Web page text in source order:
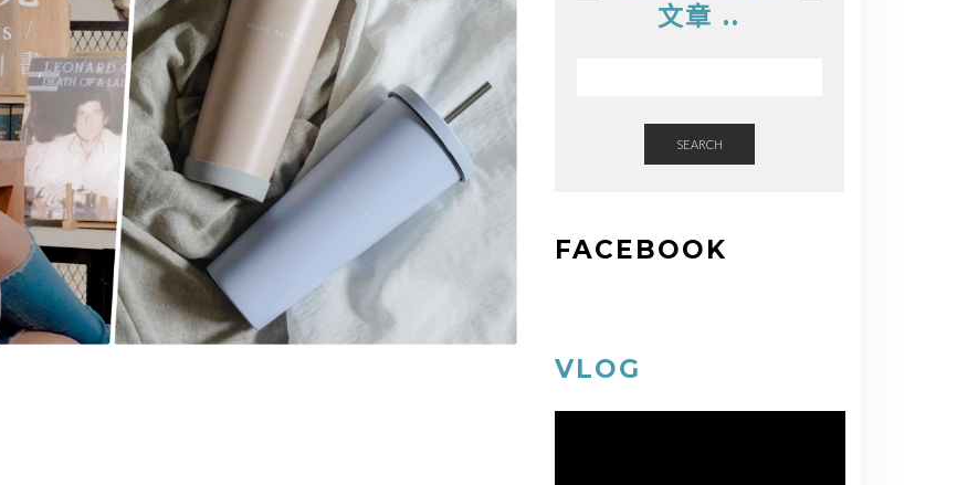
文章 ..
SEARCH
FACEBOOK
VLOG